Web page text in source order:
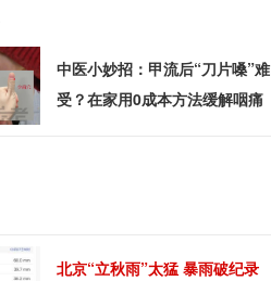
中医小妙招：甲流后“刀片嗓”难
受？在家用0成本方法缓解咽痛
北京“立秋雨”太猛 暴雨破纪录